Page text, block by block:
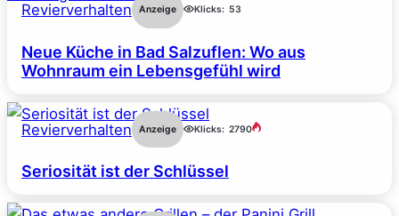
Revierverhalten Anzeige Klicks: 53
Neue Küche in Bad Salzuflen: Wo aus
Wohnraum ein Lebensgefühl wird
Revierverhalten Anzeige Klicks: 2790
Seriosität ist der Schlüssel